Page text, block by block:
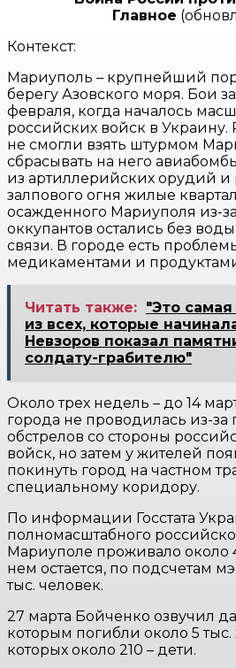
Главное
Контекст:
Мариуполь – крупнейший
берегу Азовского моря. Бои
февраля, когда началось
российских войск в Украину.
не смогли взять штурмом
сбрасывать на него
из артиллерийских орудий и
залпового огня жилые
осажденного Мариуполя из-
оккупантов остались без
связи. В городе есть
медикаментами и
Читать также: "Это
из всех, которые
Невзоров показал
солдату-грабителю"
Около трех недель – до 14
города не проводилась из-за
обстрелов со стороны
войск, но затем у жителей
покинуть город на частном
специальному коридору.
По информации Госстата
полномасштабного
Мариуполе проживало около
нем остается, по подсчетам
тыс. человек.
27 марта Бойченко озвучил
которым погибли около 5
которых около 210 – дети.